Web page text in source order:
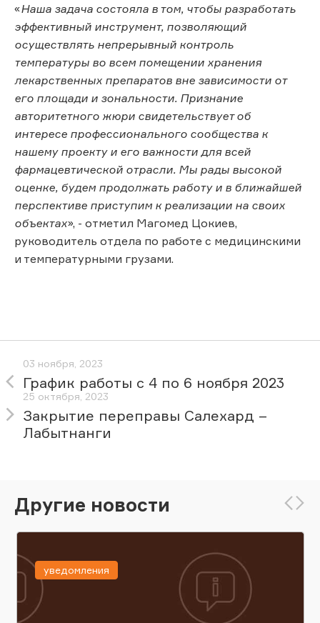
«Наша задача состояла в том, чтобы разработать
эффективный инструмент, позволяющий
осуществлять непрерывный контроль
температуры во всем помещении хранения
лекарственных препаратов вне зависимости от
его площади и зональности. Признание
авторитетного жюри свидетельствует об
интересе профессионального сообщества к
нашему проекту и его важности для всей
фармацевтической отрасли. Мы рады высокой
оценке, будем продолжать работу и в ближайшей
перспективе приступим к реализации на своих
объектах», - отметил Магомед Цокиев,
руководитель отдела по работе с медицинскими
и температурными грузами.
03 ноября, 2023
График работы с 4 по 6 ноября 2023
25 октября, 2023
Закрытие переправы Салехард –
Лабытнанги
Другие новости
уведомления